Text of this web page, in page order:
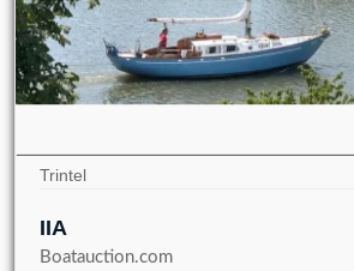
Trintel
IIA
Boatauction.com